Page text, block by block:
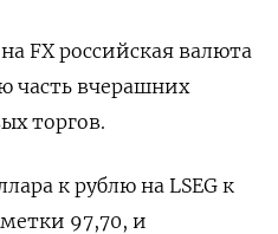
FX российская валюта
часть вчерашних
торгов.
к рублю на LSEG к
97,70, и